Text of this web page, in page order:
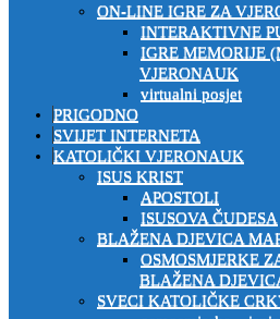
ON-LINE IGRE ZA
INTERAKTIVNE
IGRE MEMORIJE
VJERONAUK
virtualni posjet
PRIGODNO
SVIJET INTERNETA
KATOLIČKI VJERONAUK
ISUS KRIST
APOSTOLI
ISUSOVA ČUDESA
BLAŽENA DJEVICA
OSMOSMJERKE
BLAŽENA
SVECI KATOLIČKE